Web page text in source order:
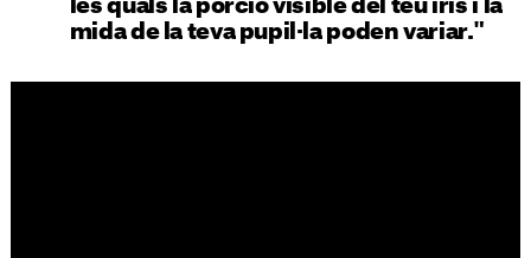
les quals la porció visible del teu iris i la
mida de la teva pupil·la poden variar."